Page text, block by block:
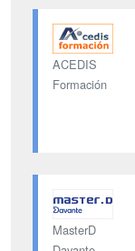
ACEDIS
Formación
MasterD